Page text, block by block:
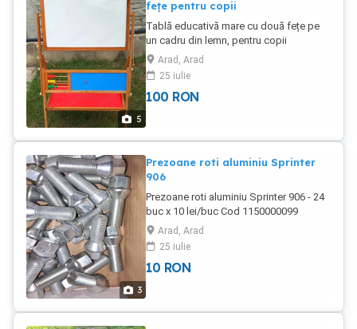
5
fețe pentru copii
Tablă educativă mare cu două fețe pe
un cadru din lemn, pentru copii
prescolari - o fata pentru desenat: alba -
o fata pentru scris: albastra cu linii
Accessorii: - Numaratoare - Raft
ustensile
Arad, Arad
25 iulie
100 RON
3
Prezoane roti aluminiu Sprinter
906
Prezoane roti aluminiu Sprinter 906 - 24
buc x 10 lei/buc Cod 1150000099
Arad, Arad
25 iulie
10 RON